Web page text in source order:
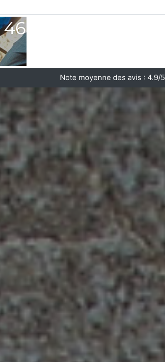
Note moyenne des avis : 4.9/5